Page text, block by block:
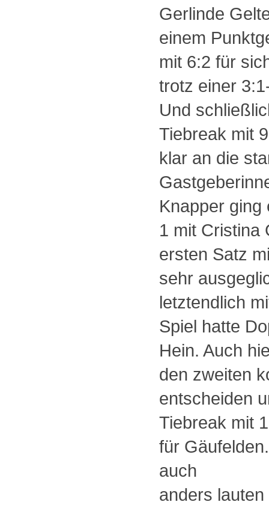
Gerlinde
einem
mit 6:2 für
trotz einer
Und
Tiebreak mit
klar an die
Knapper ging
1 mit Cristina
ersten Satz
sehr
letztendlich
Spiel hatte
Hein. Auch
den zweiten
entscheiden
Tiebreak mit
für
auch
anders